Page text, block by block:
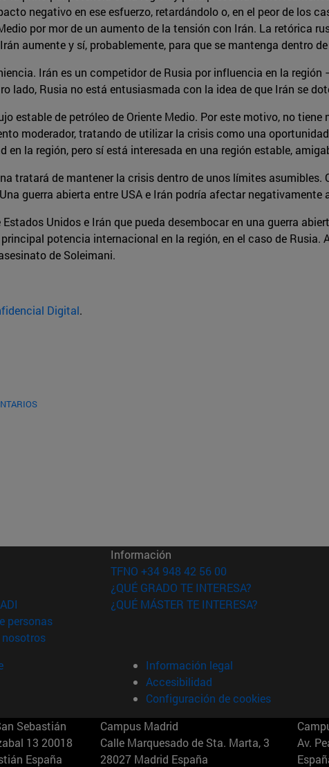
negativo en ese esfuerzo, retardándolo o, en el peor de los
por mor de un aumento de la tensión con Irán. La retórica
aumente y sí, probablemente, para que se mantenga dentro
Irán es un competidor de Rusia por influencia en la región
lado, Rusia no está entusiasmada con la idea de que Irán se
estable de petróleo de Oriente Medio. Por este motivo, no
moderador, tratando de utilizar la crisis como una
en la región, pero sí está interesada en una región estable,
tratará de mantener la crisis dentro de unos límites asumibles.
guerra abierta entre USA e Irán podría afectar negativamente
Unidos e Irán que pueda desembocar en una guerra
potencia internacional en la región, en el caso de Rusia.
de Soleimani.
Digital.
en nueva ventana)
en nueva ventana)
(abre en nueva ventana)
personas(abre en nueva ventana)
(abre en nueva ventana)
Información
TFNO +34 948 42 56 00
¿QUÉ GRADO TE INTERESA?
¿QUÉ MÁSTER TE INTERESA?
Información legal
Accesibilidad
Configuración de cookies
Sebastián
13 20018
España
Campus Madrid
Calle Marquesado de Sta. Marta, 3
28027 Madrid España
Av.